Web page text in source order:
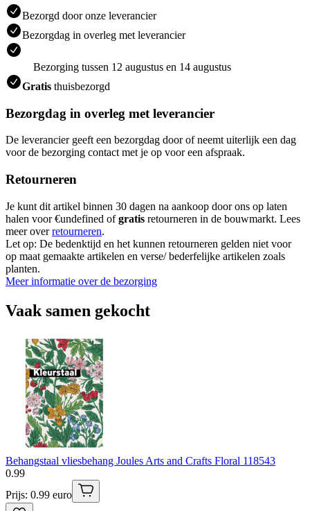
Bezorgd door onze leverancier
Bezorgdag in overleg met leverancier
Bezorging tussen 12 augustus en 14 augustus
Gratis thuisbezorgd
Bezorgdag in overleg met leverancier
De leverancier geeft een bezorgdag door of neemt uiterlijk een dag
voor de bezorging contact met je op voor een afspraak.
Retourneren
Je kunt dit artikel binnen 30 dagen na aankoop door ons op laten
halen voor €undefined ofgratis retourneren in de bouwmarkt. Lees
meer overretourneren.
Let op: De bedenktijd en het kunnen retourneren gelden niet voor
op maat gemaakte artikelen en verse/ bederfelijke artikelen zoals
planten.
Meer informatie over de bezorging
Vaak samen gekocht
Behangstaal vliesbehang Joules Arts and Crafts Floral 118543
0.99
Prijs: 0.99 euro